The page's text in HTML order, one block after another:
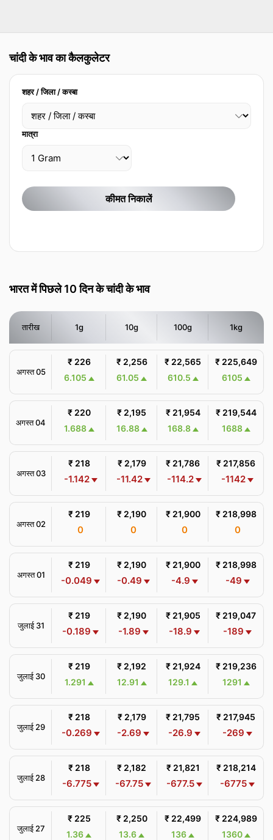
चांदी के भाव का कैलकुलेटर
शहर / जिला / कस्बा
मात्रा
कीमत निकालें
भारत में पिछले 10 दिन के चांदी के भाव
तारीख 1g 10g 100g 1kg
अगस्त 05
₹ 226
6.105
₹ 2,256
61.05
₹ 22,565
610.5
₹ 225,649
6105
अगस्त 04
₹ 220
1.688
₹ 2,195
16.88
₹ 21,954
168.8
₹ 219,544
1688
अगस्त 03
₹ 218
-1.142
₹ 2,179
-11.42
₹ 21,786
-114.2
₹ 217,856
-1142
अगस्त 02
₹ 219
0
₹ 2,190
0
₹ 21,900
0
₹ 218,998
0
अगस्त 01
₹ 219
-0.049
₹ 2,190
-0.49
₹ 21,900
-4.9
₹ 218,998
-49
जुलाई 31
₹ 219
-0.189
₹ 2,190
-1.89
₹ 21,905
-18.9
₹ 219,047
-189
जुलाई 30
₹ 219
1.291
₹ 2,192
12.91
₹ 21,924
129.1
₹ 219,236
1291
जुलाई 29
₹ 218
-0.269
₹ 2,179
-2.69
₹ 21,795
-26.9
₹ 217,945
-269
जुलाई 28
₹ 218
-6.775
₹ 2,182
-67.75
₹ 21,821
-677.5
₹ 218,214
-6775
जुलाई 27
₹ 225
1.36
₹ 2,250
13.6
₹ 22,499
136
₹ 224,989
1360